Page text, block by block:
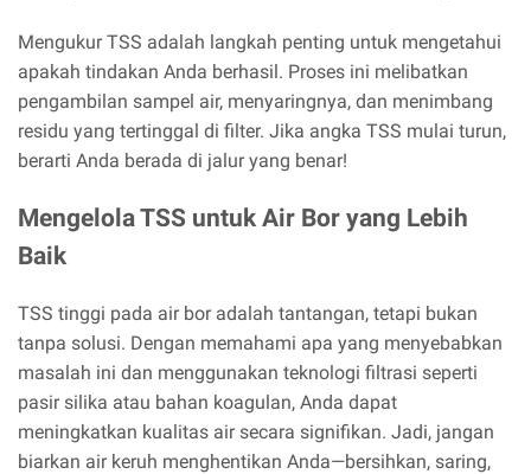
Mengukur TSS adalah langkah penting untuk mengetahui
apakah tindakan Anda berhasil. Proses ini melibatkan
pengambilan sampel air, menyaringnya, dan menimbang
residu yang tertinggal di filter. Jika angka TSS mulai turun,
berarti Anda berada di jalur yang benar!
Mengelola TSS untuk Air Bor yang Lebih
Baik
TSS tinggi pada air bor adalah tantangan, tetapi bukan
tanpa solusi. Dengan memahami apa yang menyebabkan
masalah ini dan menggunakan teknologi filtrasi seperti
pasir silika atau bahan koagulan, Anda dapat
meningkatkan kualitas air secara signifikan. Jadi, jangan
biarkan air keruh menghentikan Anda—bersihkan, saring,